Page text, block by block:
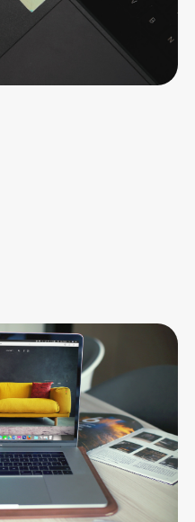
Handoff das
adipiscing elit.